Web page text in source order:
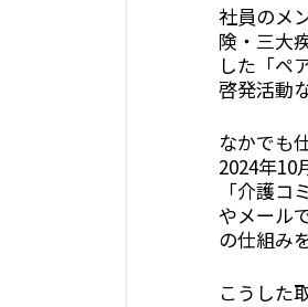
社員のメ
険・三大
した「ペ
啓発活動
なかでも
2024年10
「介護
やメール
の仕組み
こうした